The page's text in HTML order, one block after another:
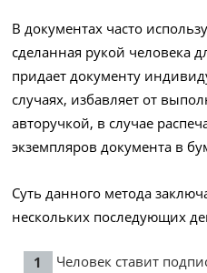
В документах часто
сделанная рукой человека
придает документу
случаях, избавляет от
авторучкой, в случае
экземпляров документа в
Суть данного метода
нескольких последующих
Человек ставит